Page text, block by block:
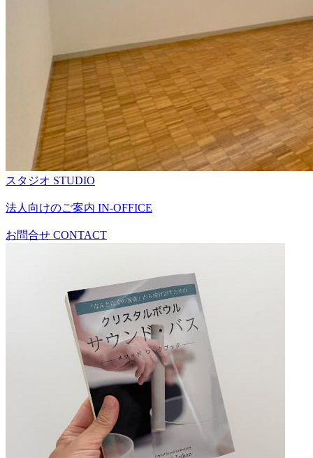
スタジオ STUDIO
法人向けのご案内 IN-OFFICE
お問合せ CONTACT